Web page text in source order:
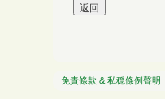
免責條款 & 私穏條例聲明